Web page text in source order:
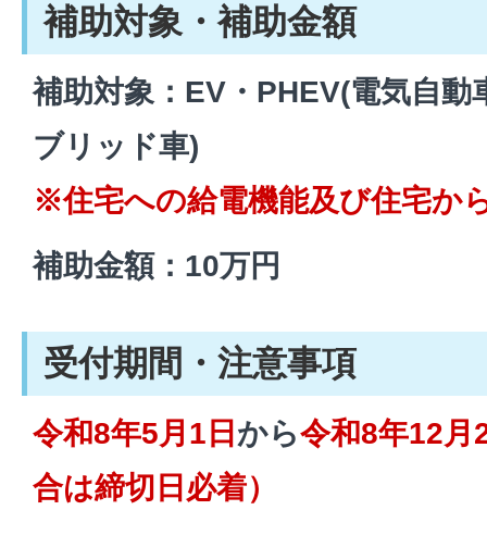
補助対象・補助金額
補助対象：EV・PHEV(電気自
ブリッド車)
※住宅への給電機能及び住宅か
補助金額：10万円
受付期間・注意事項
令和8年5月1日 から令和8年12月
合は締切日必着）